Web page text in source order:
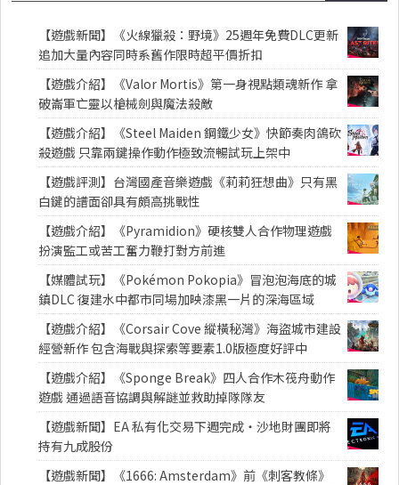
【遊戲新聞】《火線獵殺：野境》25週年免費DLC更新
追加大量內容同時系舊作限時超平價折扣
【遊戲介紹】《Valor Mortis》第一身視點類魂新作 拿
破崙軍亡靈以槍械劍與魔法殺敵
【遊戲介紹】《Steel Maiden 鋼鐵少女》快節奏肉鴿砍
殺遊戲 只靠兩鍵操作動作極致流暢試玩上架中
【遊戲評測】台灣國產音樂遊戲《莉莉狂想曲》只有黑
白鍵的譜面卻具有頗高挑戰性
【遊戲介紹】《Pyramidion》硬核雙人合作物理遊戲
扮演監工或苦工奮力鞭打對方前進
【媒體試玩】《Pokémon Pokopia》冒泡泡海底的城
鎮DLC 復建水中都市同場加映漆黑一片的深海區域
【遊戲介紹】《Corsair Cove 縱橫秘灣》海盜城市建設
經營新作 包含海戰與探索等要素1.0版極度好評中
【遊戲介紹】《Sponge Break》四人合作木筏舟動作
遊戲 通過語音協調與解謎並救助掉隊隊友
【遊戲新聞】EA 私有化交易下週完成・沙地財團即將
持有九成股份
【遊戲新聞】《1666: Amsterdam》前《刺客教條》